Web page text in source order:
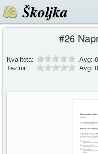
Školjka
#26
Kvaliteta: Avg:
Težina:
Avg: